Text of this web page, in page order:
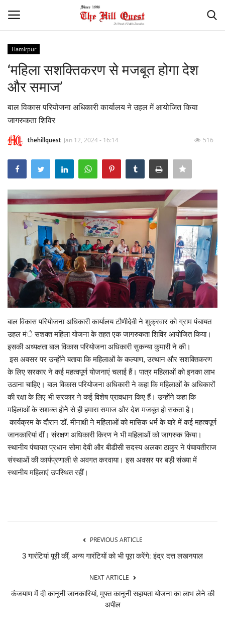
Home
National
Himachal
Sports
Gallery
Enquiry
Hamirpur
‘महिला सशक्तिकरण से मजबूत होगा देश
और समाज’
बाल विकास परियोजना अधिकारी कार्यालय ने उहल में आयोजित किया
जागरुकता शिविर
thehillquest Jan 12, 2024 - 16:14 516
बाल विकास परियोजना अधिकारी कार्यालय टौणीदेवी ने शुक्रवार को ग्राम पंचायत
उहल मंे सशक्त महिला योजना के तहत एक जागरुकता शिविर आयोजित किया।
इसकी अध्यक्षता बाल विकास परियोजना अधिकारी सुकन्या कुमारी ने की।
इस अवसर पर उन्होंने बताया कि महिलाओं के कल्याण, उत्थान और सशक्तिकरण
के लिए सरकार ने कई महत्वपूर्ण योजनाएं चलाई हैं। पात्र महिलाओं को इनका लाभ
उठाना चाहिए। बाल विकास परियोजना अधिकारी ने कहा कि महिलाओं के अधिकारों
की रक्षा के लिए भी सरकार ने कई विशेष प्रावधान किए हैं। उन्होंने कहा कि
महिलाओं के सशक्त होनेे से ही हमारा समाज और देश मजबूत हो सकता है।
कार्यक्रम के दौरान डॉ. मीनाक्षी ने महिलाओं को मासिक धर्म के बारे में कई महत्वपूर्ण
जानकारियां दीं। संरक्षण अधिकारी किरण ने भी महिलाओं को जागरुक किया।
स्थानीय पंचायत प्रधान सोमा देवी और बीडीसी सदस्य अलका ठाकुर ने पंचायतीराज
संस्थाओं की कार्यप्रणाली से अवगत करवाया। इस अवसर पर बड़ी संख्या में
स्थानीय महिलाएं उपस्थित रहीं।
PREVIOUS ARTICLE
3 गारंटियां पूरी कीं, अन्य गारंटियों को भी पूरा करेंगे: इंद्र दत्त लखनपाल
NEXT ARTICLE
कंजयाण में दी कानूनी जानकारियां, मुफ्त कानूनी सहायता योजना का लाभ लेने की
अपील